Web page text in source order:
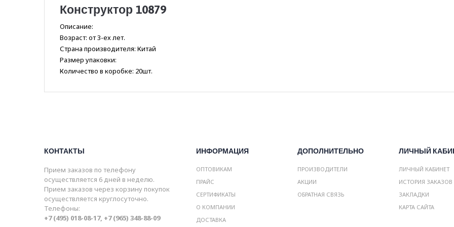
Конструктор 10879
Описание:
Возраст: от 3-ех лет.
Страна производителя: Китай
Размер упаковки:
Количество в коробке: 20шт.
КОНТАКТЫ
Прием заказов по телефону
осуществляется 6 дней в неделю.
Прием заказов через корзину покупок
осуществляется круглосуточно.
Телефоны:
+7 (495) 018-08-17, +7 (965) 348-88-09
ИНФОРМАЦИЯ
ОПТОВИКАМ
ПРАЙС
СЕРТИФИКАТЫ
О КОМПАНИИ
ДОСТАВКА
ДОПОЛНИТЕЛЬНО
ПРОИЗВОДИТЕЛИ
АКЦИИ
ОБРАТНАЯ СВЯЗЬ
ЛИЧНЫЙ
ЛИЧНЫЙ КАБИНЕТ
ИСТОРИЯ ЗАКАЗОВ
ЗАКЛАДКИ
КАРТА САЙТА